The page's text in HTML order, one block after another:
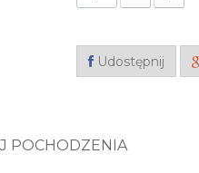
Udostępnij
POCHODZENIA